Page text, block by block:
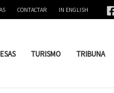
CONTACTAR IN ENGLISH
TURISMO TRIBUNA